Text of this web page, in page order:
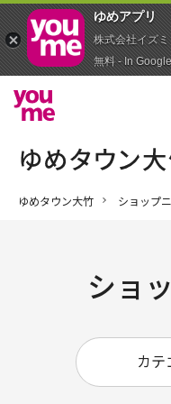
ゆめタウン大竹 ショップ
ショ
カテ
ゆめアプ‪リ‬
株式会社イズミ
無料 - In